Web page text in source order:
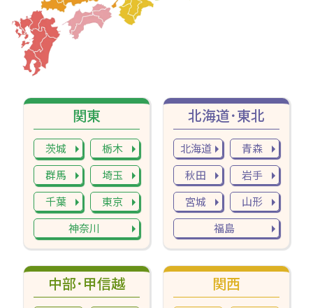
中部･甲信越 関西
関東
茨城
栃木
群馬
埼玉
千葉
東京
神奈川
北海道･東北
北海道
青森
秋田
岩手
宮城
山形
福島